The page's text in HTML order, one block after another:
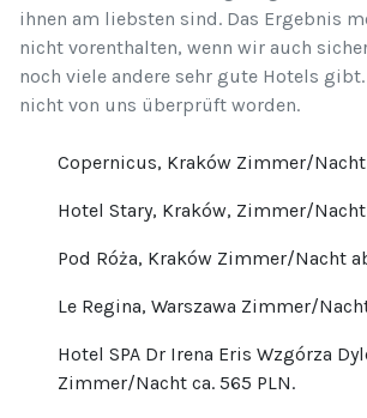
ihnen am liebsten sind. Das Ergebnis
nicht vorenthalten, wenn wir auch
noch viele andere sehr gute Hotels
nicht von uns überprüft worden.
Copernicus, Kraków Zimmer/Nacht
Hotel Stary, Kraków, Zimmer/Nacht
Pod Róża, Kraków Zimmer/Nacht
Le Regina, Warszawa Zimmer/
Hotel SPA Dr Irena Eris Wzgórza
Zimmer/Nacht ca. 565 PLN.